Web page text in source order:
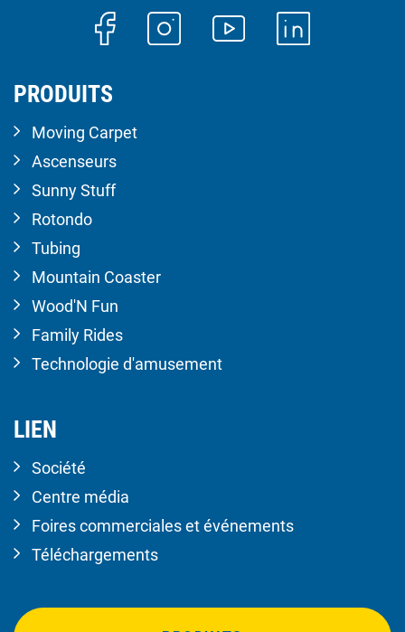
PRODUITS
Moving Carpet
Ascenseurs
Sunny Stuff
Rotondo
Tubing
Mountain Coaster
Wood'N Fun
Family Rides
Technologie d'amusement
LIEN
Société
Centre média
Foires commerciales et événements
Téléchargements